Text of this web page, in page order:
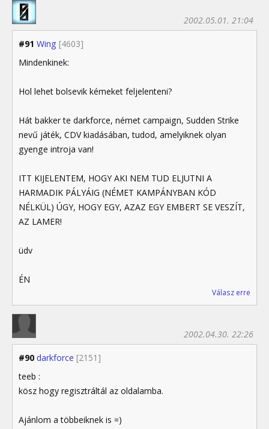
#91 Wing [4603]
2002.05.01. 21:04
Mindenkinek:
Hol lehet bolsevik kémeket feljelenteni?
Hát bakker te darkforce, német campaign, Sudden Strike
nevű játék, CDV kiadásában, tudod, amelyiknek olyan
gyenge introja van!
ITT KIJELENTEM, HOGY AKI NEM TUD ELJUTNI A
HARMADIK PÁLYÁIG (NÉMET KAMPÁNYBAN KÓD
NÉLKÜL) ÚGY, HOGY EGY, AZAZ EGY EMBERT SE VESZÍT,
AZ LAMER!
üdv
ÉN
Válasz erre
#90 darkforce [2151]
2002.04.30. 22:26
teeb :
kösz hogy regisztráltál az oldalamba.
Ajánlom a többeiknek is =)